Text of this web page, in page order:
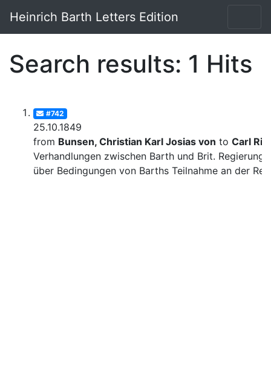
Heinrich Barth Letters Edition
Search results: 1 Hits
#742
25.10.1849
from Bunsen, Christian Karl Josias von to Carl
Verhandlungen zwischen Barth und Brit. Regierung
über Bedingungen von Barths Teilnahme an der